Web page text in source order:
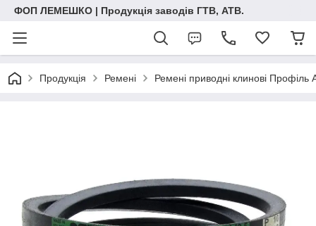
ФОП ЛЕМЕШКО | Продукція заводів ГТВ, АТВ.
Продукція Ремені Ремені приводні клинові